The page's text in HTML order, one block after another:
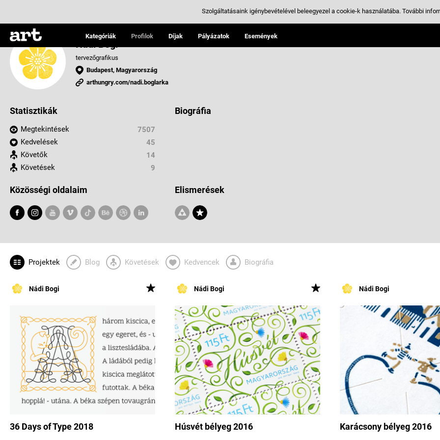
Kategóriák Profilok Díjak Pályázatok Események
Nádi Bogi
tervezőgrafikus
Budapest, Magyarország
arthungry.com/nadi.boglarka
Statisztikák
Megtekintések
7507
Kedvelések
45
Követők
14
Követések
9
Biográfia
Közösségi oldalaim Elismerések
Projektek Blog Követések Kedvencek Biográfia
Nádi Bogi
36 Days of Type 2018
Nádi Bogi
Húsvét bélyeg 2016
Nádi Bogi
Karácsony bélyeg 2016
Szolgáltatásaink igénybevételével beleegyezel a cookie-k használatába. További